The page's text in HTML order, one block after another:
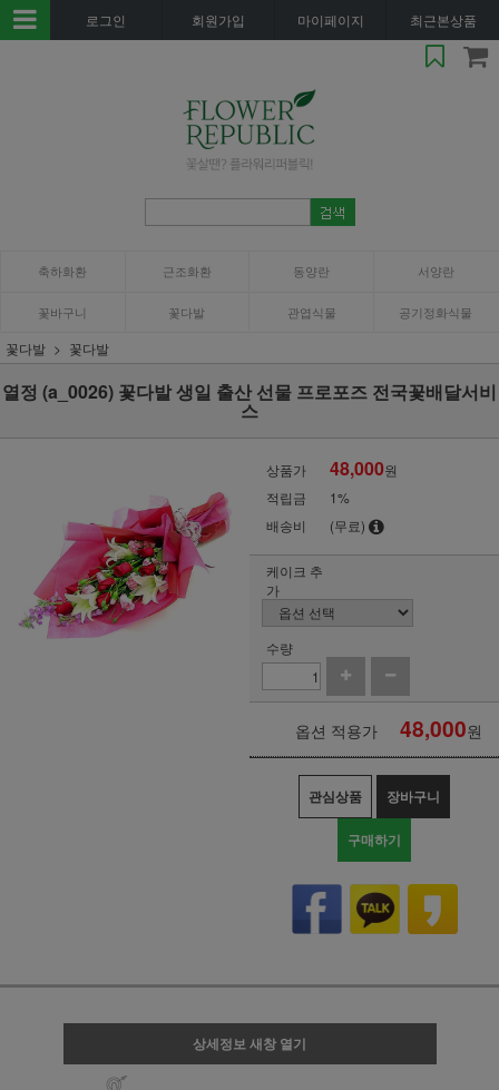
로그인 회원가입 마이페이지 최근본상품
축하화환 근조화환 동양란 서양란
꽃바구니 꽃다발 관엽식물 공기정화식물
꽃다발 꽃다발
열정 (a_0026) 꽃다발 생일 출산 선물 프로포즈 전국꽃배달서비
스
상품가 48,000원
적립금
1%
배송비
(무료)
케이크 추
가
수량
옵션 적용가 48,000원
관심상품 장바구니
구매하기
상세정보 새창 열기